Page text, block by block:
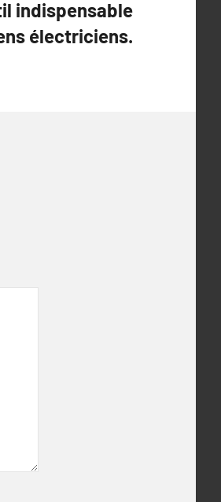
indispensable
électriciens.